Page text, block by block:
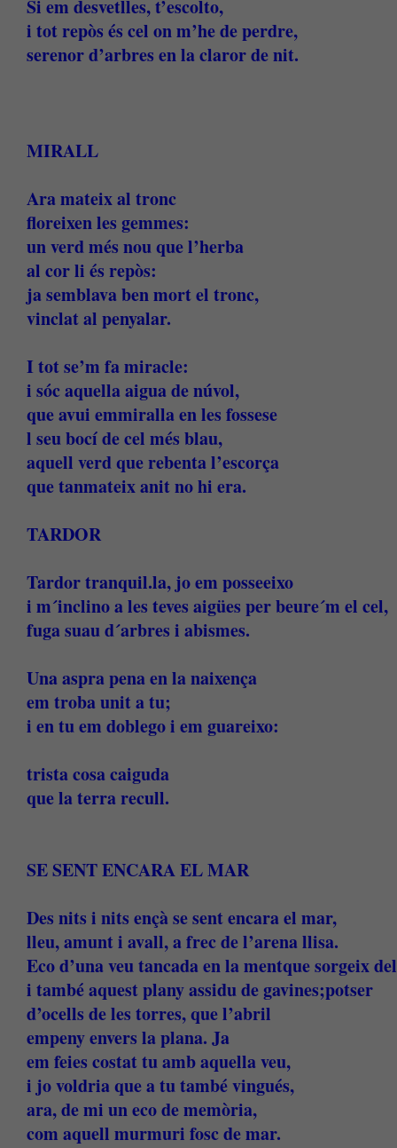
Si em desvetlles, t’escolto,
i tot repòs és cel on m’he de perdre,
serenor d’arbres en la claror de nit.
MIRALL
Ara mateix al tronc
floreixen les gemmes:
un verd més nou que l’herba
al cor li és repòs:
ja semblava ben mort el tronc,
vinclat al penyalar.
I tot se’m fa miracle:
i sóc aquella aigua de núvol,
que avui emmiralla en les fossese
l seu bocí de cel més blau,
aquell verd que rebenta l’escorça
que tanmateix anit no hi era.
TARDOR
Tardor tranquil.la, jo em posseeixo
i m´inclino a les teves aigües per beure´m el cel,
fuga suau d´arbres i abismes.
Una aspra pena en la naixença
em troba unit a tu;
i en tu em doblego i em guareixo:
trista cosa caiguda
que la terra recull.
SE SENT ENCARA EL MAR
Des nits i nits ençà se sent encara el mar,
lleu, amunt i avall, a frec de l’arena llisa.
Eco d’una veu tancada en la mentque sorgeix
i també aquest plany assidu de gavines;potser
d’ocells de les torres, que l’abril
empeny envers la plana. Ja
em feies costat tu amb aquella veu,
i jo voldria que a tu també vingués,
ara, de mi un eco de memòria,
com aquell murmuri fosc de mar.